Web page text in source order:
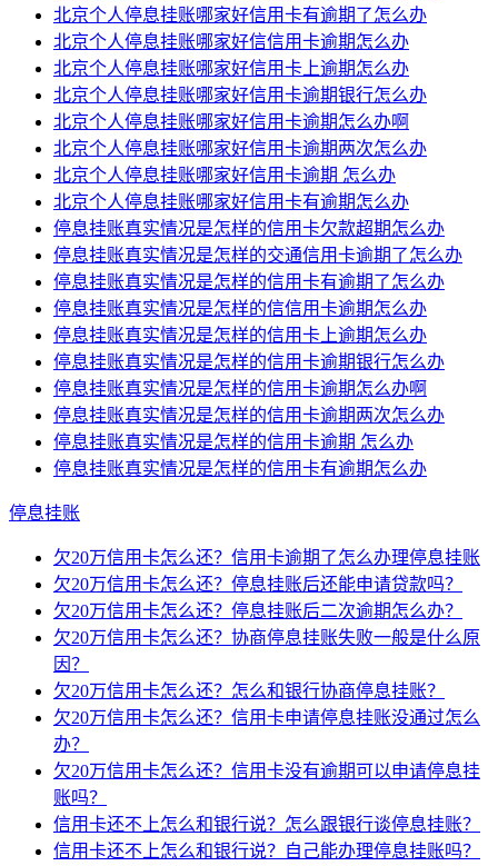
北京个人停息挂账哪家好信用卡有逾期了怎么办
北京个人停息挂账哪家好信信用卡逾期怎么办
北京个人停息挂账哪家好信用卡上逾期怎么办
北京个人停息挂账哪家好信用卡逾期银行怎么办
北京个人停息挂账哪家好信用卡逾期怎么办啊
北京个人停息挂账哪家好信用卡逾期两次怎么办
北京个人停息挂账哪家好信用卡逾期 怎么办
北京个人停息挂账哪家好信用卡有逾期怎么办
停息挂账真实情况是怎样的信用卡欠款超期怎么办
停息挂账真实情况是怎样的交通信用卡逾期了怎么办
停息挂账真实情况是怎样的信用卡有逾期了怎么办
停息挂账真实情况是怎样的信信用卡逾期怎么办
停息挂账真实情况是怎样的信用卡上逾期怎么办
停息挂账真实情况是怎样的信用卡逾期银行怎么办
停息挂账真实情况是怎样的信用卡逾期怎么办啊
停息挂账真实情况是怎样的信用卡逾期两次怎么办
停息挂账真实情况是怎样的信用卡逾期 怎么办
停息挂账真实情况是怎样的信用卡有逾期怎么办
停息挂账
欠20万信用卡怎么还？信用卡逾期了怎么办理停息挂账
欠20万信用卡怎么还？停息挂账后还能申请贷款吗？
欠20万信用卡怎么还？停息挂账后二次逾期怎么办？
欠20万信用卡怎么还？协商停息挂账失败一般是什么原
因？
欠20万信用卡怎么还？怎么和银行协商停息挂账？
欠20万信用卡怎么还？信用卡申请停息挂账没通过怎么
办？
欠20万信用卡怎么还？信用卡没有逾期可以申请停息挂
账吗？
信用卡还不上怎么和银行说？怎么跟银行谈停息挂账？
信用卡还不上怎么和银行说？自己能办理停息挂账吗？